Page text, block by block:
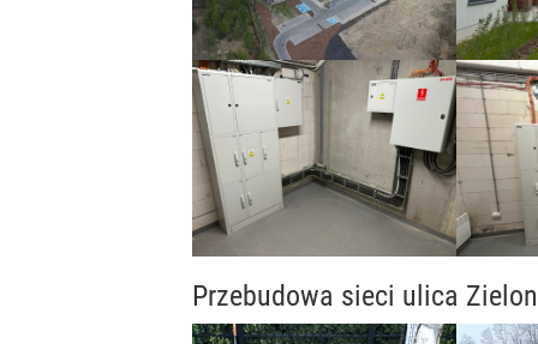
Przebudowa sieci ulica